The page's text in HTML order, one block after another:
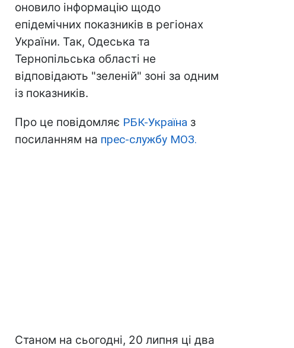
оновило інформацію щодо
епідемічних показників в регіонах
України. Так, Одеська та
Тернопільська області не
відповідають "зеленій" зоні за одним
із показників.
Про це повідомляє РБК-Україна з
посиланням на прес-службу МОЗ.
Станом на сьогодні, 20 липня ці два